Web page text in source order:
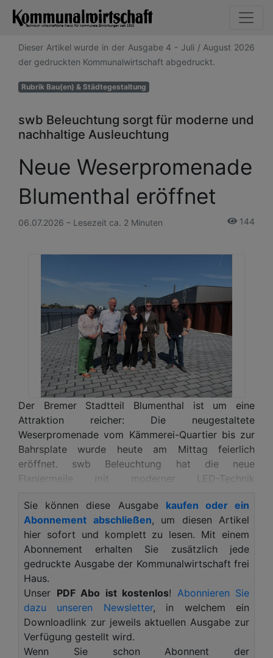
Dieser Artikel wurde in der Ausgabe 4 - Juli / August 2026
der gedruckten Kommunalwirtschaft abgedruckt.
Rubrik Bau(en) & Städtegestaltung
swb Beleuchtung sorgt für moderne und
nachhaltige Ausleuchtung
Neue Weserpromenade
Blumenthal eröffnet
06.07.2026 – Lesezeit ca. 2 Minuten 144
Der Bremer Stadtteil Blumenthal ist um eine
Attraktion reicher: Die neugestaltete
Weserpromenade vom Kämmerei-Quartier bis zur
Bahrsplate wurde heute am Mittag feierlich
eröffnet. swb Beleuchtung hat die neue
Flaniermeile mit moderner LED-Technik
Nachhaltigkeit und Aufenthaltsqualität entlang der
Weser.
Die neue Promenade verläuft vom Kämmerei-
Quartier über das Gelände der ehemaligen Bremer
Wollkämmerei bis zur Bahrsplate. Damit verbindet
sie zentrale Orte in Blumenthal und schafft einen
durchgängigen Weg entlang des Weserufers bis
zur Blumenthaler Fähre. Die Anlage stärkt den
Stadtteil als attraktiven Ort für Erholung und
Freizeit und wertet die Region sichtbar auf.
Sie können diese Ausgabe kaufen oder ein
Abonnement abschließen, um diesen Artikel
hier sofort und komplett zu lesen. Mit einem
Abonnement erhalten Sie zusätzlich jede
gedruckte Ausgabe der Kommunalwirtschaft frei
Haus.
Unser PDF Abo ist kostenlos! Abonnieren Sie
dazu unseren Newsletter, in welchem ein
Downloadlink zur jeweils aktuellen Ausgabe zur
Verfügung gestellt wird.
Wenn Sie schon Abonnent der